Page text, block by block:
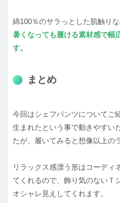
綿100％のサラっとした肌触りな
暑くなっても履ける素材感で幅
す。
まとめ
今回はシェフパンツについてご
生まれたという事で動きやすい
たが、履いてみると想像以上の
リラックス感漂う形はコーディ
てくれるので、飾り気のないＴ
オシャレ見えしてくれます。